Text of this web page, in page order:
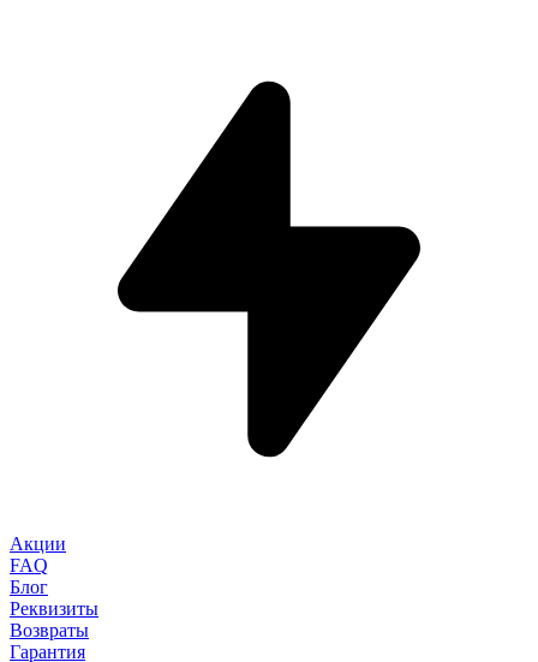
Акции
FAQ
Блог
Реквизиты
Возвраты
Гарантия